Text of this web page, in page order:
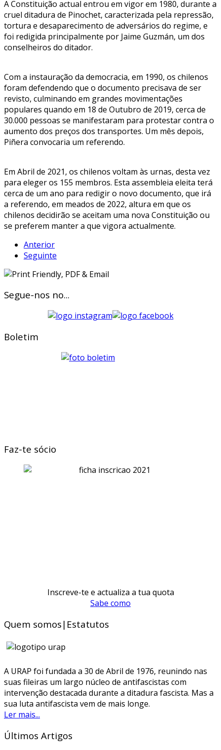
A Constituição actual entrou em vigor em 1980, durante a
cruel ditadura de Pinochet, caracterizada pela repressão,
tortura e desaparecimento de adversários do regime, e
foi redigida principalmente por Jaime Guzmán, um dos
conselheiros do ditador.
Com a instauração da democracia, em 1990, os chilenos
foram defendendo que o documento precisava de ser
revisto, culminando em grandes movimentações
populares quando em 18 de Outubro de 2019, cerca de
30.000 pessoas se manifestaram para protestar contra o
aumento dos preços dos transportes. Um mês depois,
Piñera convocaria um referendo.
Em Abril de 2021, os chilenos voltam às urnas, desta vez
para eleger os 155 membros. Esta assembleia eleita terá
cerca de um ano para redigir o novo documento, que irá
a referendo, em meados de 2022, altura em que os
chilenos decidirão se aceitam uma nova Constituição ou
se preferem manter a que vigora actualmente.
Anterior
Seguinte
Segue-nos no...
Boletim
Faz-te sócio
Inscreve-te e actualiza a tua quota
Sabe como
Quem somos|Estatutos
A URAP foi fundada a 30 de Abril de 1976, reunindo nas
suas fileiras um largo núcleo de antifascistas com
intervenção destacada durante a ditadura fascista. Mas a
sua luta antifascista vem de mais longe.
Ler mais...
Últimos Artigos